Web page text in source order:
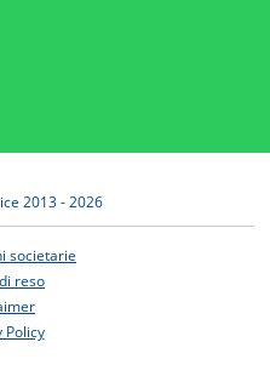
2013 - 2026
societarie
reso
Policy